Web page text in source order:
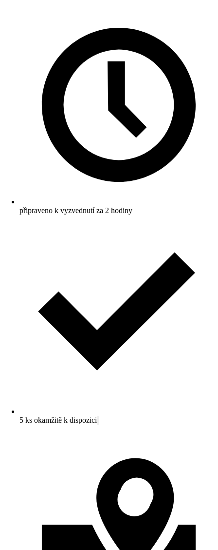
připraveno k vyzvednutí za 2 hodiny
5 ks okamžitě k dispozici